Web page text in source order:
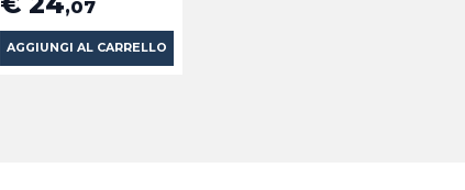
,07
AGGIUNGI AL CARRELLO